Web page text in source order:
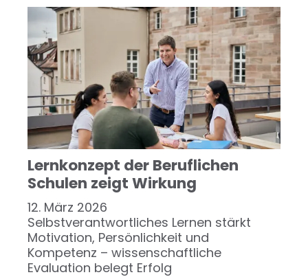
Lernkonzept der Beruflichen
Schulen zeigt Wirkung
12. März 2026
Selbstverantwortliches Lernen stärkt
Motivation, Persönlichkeit und
Kompetenz – wissenschaftliche
Evaluation belegt Erfolg